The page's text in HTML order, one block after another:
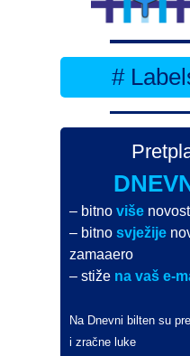
#
– bitnoviše
– bitnosvježije
zamaaero
– stiže na vaš e-
Na Dnevni bilten su
i zračne luke